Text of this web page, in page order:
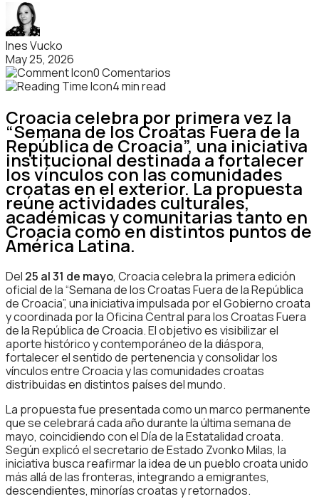
Ines Vucko
May 25, 2026
0 Comentarios
4 min read
Croacia celebra por primera vez la
“Semana de los Croatas Fuera de la
República de Croacia”, una iniciativa
institucional destinada a fortalecer
los vínculos con las comunidades
croatas en el exterior. La propuesta
reúne actividades culturales,
académicas y comunitarias tanto en
Croacia como en distintos puntos de
América Latina.
Del 25 al 31 de mayo, Croacia celebra la primera edición
oficial de la “Semana de los Croatas Fuera de la República
de Croacia”, una iniciativa impulsada por el Gobierno croata
y coordinada por la Oficina Central para los Croatas Fuera
de la República de Croacia. El objetivo es visibilizar el
aporte histórico y contemporáneo de la diáspora,
fortalecer el sentido de pertenencia y consolidar los
vínculos entre Croacia y las comunidades croatas
distribuidas en distintos países del mundo.
La propuesta fue presentada como un marco permanente
que se celebrará cada año durante la última semana de
mayo, coincidiendo con el Día de la Estatalidad croata.
Según explicó el secretario de Estado Zvonko Milas, la
iniciativa busca reafirmar la idea de un pueblo croata unido
más allá de las fronteras, integrando a emigrantes,
descendientes, minorías croatas y retornados.